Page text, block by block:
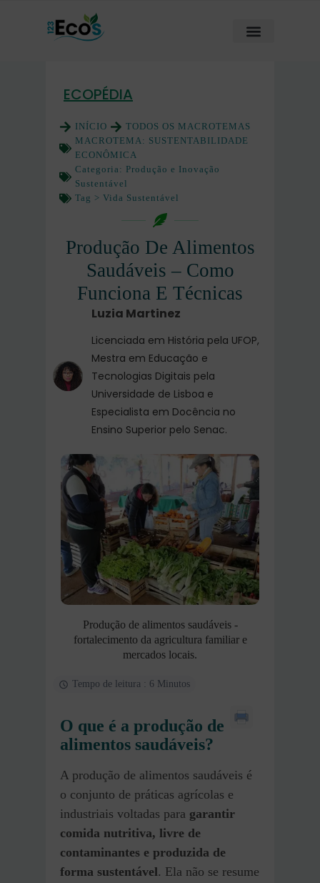
ECOPÉDIA
INÍCIO
TODOS OS MACROTEMAS
MACROTEMA: SUSTENTABILIDADE
ECONÔMICA
Categoria: Produção e Inovação
Sustentável
Tag > Vida Sustentável
Produção De Alimentos
Saudáveis – Como
Funciona E Técnicas
Luzia Martinez
Licenciada em História pela UFOP,
Mestra em Educação e
Tecnologias Digitais pela
Universidade de Lisboa e
Especialista em Docência no
Ensino Superior pelo Senac.
Produção de alimentos saudáveis -
fortalecimento da agricultura familiar e
mercados locais.
Tempo de leitura : 6 Minutos
O que é a produção de
alimentos saudáveis?
A produção de alimentos saudáveis é
o conjunto de práticas agrícolas e
industriais voltadas para garantir
comida nutritiva, livre de
contaminantes e produzida de
forma sustentável. Ela não se resume